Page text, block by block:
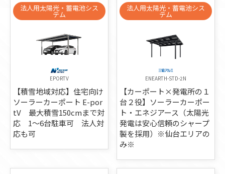
法人用太陽光・蓄電池シス
テム
EPORTV
【積雪地域対応】住宅向け
ソーラーカーポート E-por
tV 最大積雪150cmまで対
応 1～6台駐車可 法人対
応も可
法人用太陽光・蓄電池シス
テム
ENEARTH-STD-2N
【カーポート×発電所の１
台２役】ソーラーカーポー
ト・エネジアース（太陽光
発電は安心信頼のシャープ
製を採用）※仙台エリアの
み※